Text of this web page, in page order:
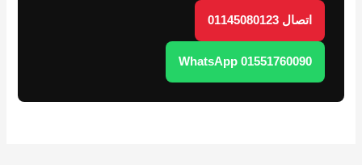
اتصال 01145080123
WhatsApp 01551760090